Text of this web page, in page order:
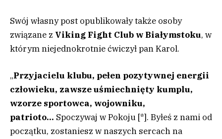
Swój własny post opublikowały także osoby
związane z Viking Fight Club w Białymstoku, w
którym niejednokrotnie ćwiczył pan Karol.
„Przyjacielu klubu, pełen pozytywnej energii
człowieku, zawsze uśmiechnięty kumplu,
wzorze sportowca, wojowniku,
patrioto… Spoczywaj w Pokoju [*]. Byłeś z nami od
początku, zostaniesz w naszych sercach na